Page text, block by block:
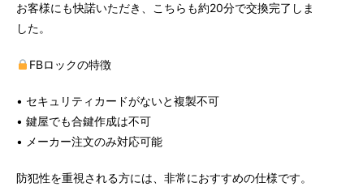
お客様にも快諾いただき、こちらも約20分で交換完了しま
した。
FBロックの特徴
• セキュリティカードがないと複製不可
• 鍵屋でも合鍵作成は不可
• メーカー注文のみ対応可能
防犯性を重視される方には、非常におすすめの仕様です。